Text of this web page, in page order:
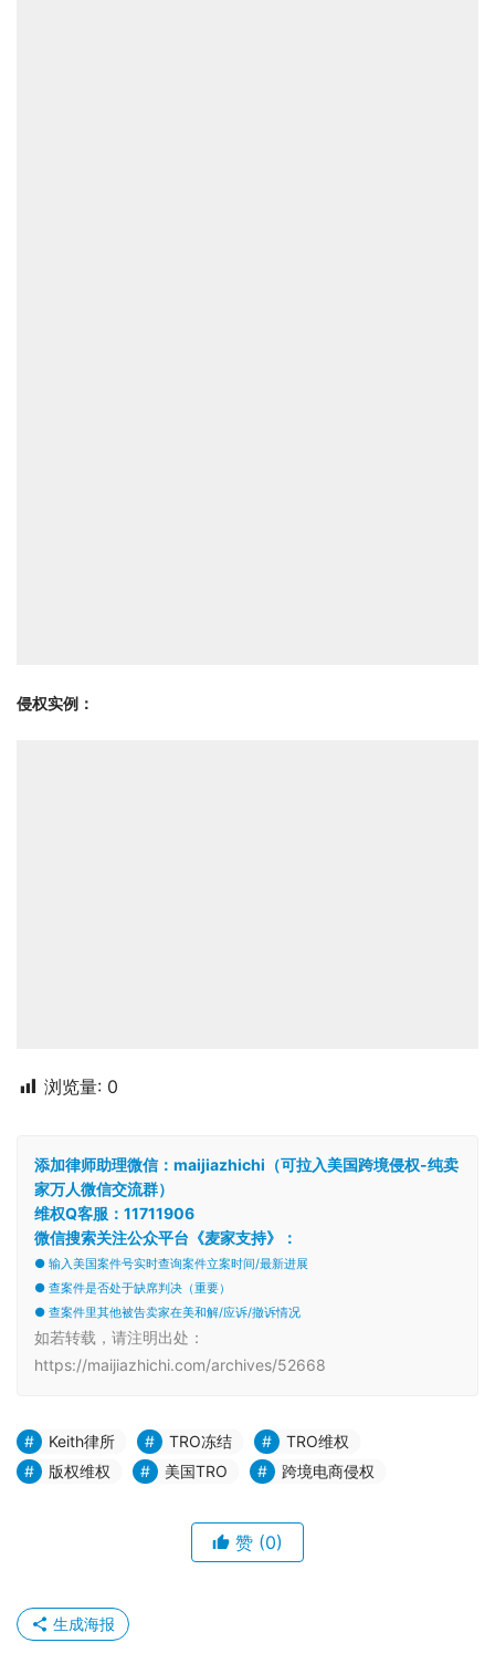
侵权实例：
浏览量: 0
添加律师助理微信：maijiazhichi（可拉入美国跨境侵权-纯卖
家万人微信交流群）
维权Q客服：11711906
微信搜索关注公众平台《麦家支持》：
● 输入美国案件号实时查询案件立案时间/最新进展
● 查案件是否处于缺席判决（重要）
● 查案件里其他被告卖家在美和解/应诉/撤诉情况
如若转载，请注明出处：
https://maijiazhichi.com/archives/52668
Keith律所 TRO冻结
TRO维权
版权维权
美国TRO 跨境电商侵权
赞 (0)
生成海报